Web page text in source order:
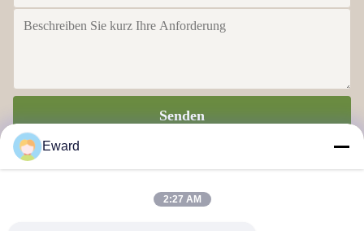
Senden
Eward
2:27 AM